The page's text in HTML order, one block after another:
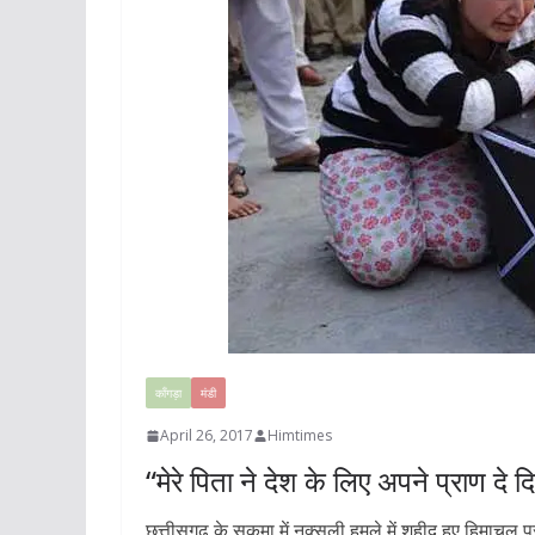
काँगड़ा मंडी
April 26, 2017 Himtimes
“मेरे पिता ने देश के लिए अपने प्राण दे